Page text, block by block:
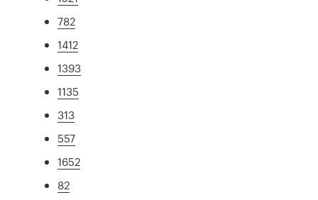
782
1412
1393
1135
313
557
1652
82